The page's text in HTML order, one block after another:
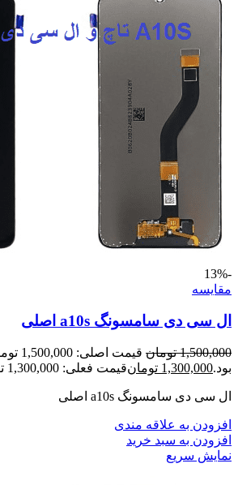
-13%
مقايسه
ال سی دی سامسونگ a10s اصلی
1,500,000 تومان
قیمت اصلی:
بود.1,300,000 تومانقیمت فعلی: 1,300,000 تومان.
ال سی دی سامسونگ a10s اصلی
افزودن به علاقه مندی
افزودن به سبد خرید
نمایش سریع